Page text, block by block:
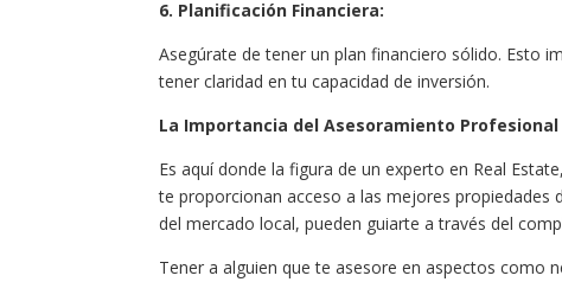
6. Planificación Financiera:
Asegúrate de tener un plan financiero sólido. Esto
tener claridad en tu capacidad de inversión.
La Importancia del Asesoramiento Profesional
Es aquí donde la figura de un experto en Real
te proporcionan acceso a las mejores propiedades
del mercado local, pueden guiarte a través del
Tener a alguien que te asesore en aspectos como